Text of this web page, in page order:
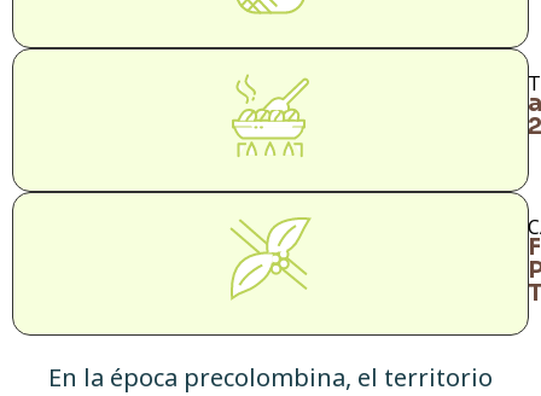
En la época precolombina, el territorio